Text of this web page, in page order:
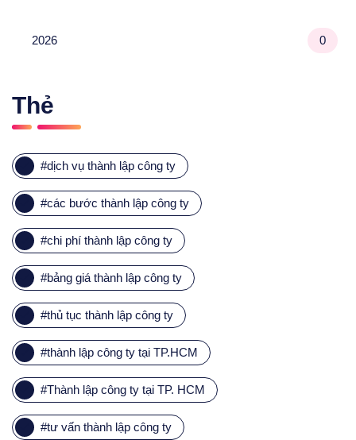
2026 0
Thẻ
#dịch vụ thành lập công ty
#các bước thành lập công ty
#chi phí thành lập công ty
#bảng giá thành lập công ty
#thủ tục thành lập công ty
#thành lập công ty tại TP.HCM
#Thành lập công ty tại TP. HCM
#tư vấn thành lập công ty